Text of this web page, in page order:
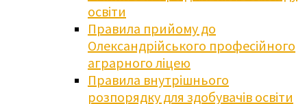
освіти
Правила прийому до
Олександрійського професійного
аграрного ліцею
Правила внутрішнього
розпорядку для здобувачів освіти